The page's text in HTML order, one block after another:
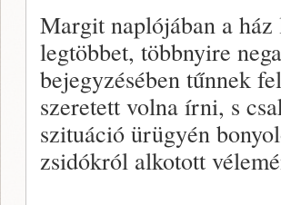
Margit naplójában a
legtöbbet, többnyire
bejegyzésében tűnnek
szeretett volna írni, s
szituáció ürügyén
zsidókról alkotott